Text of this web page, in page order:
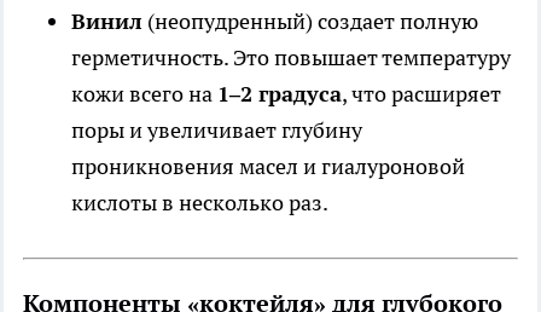
Винил (неопудренный) создает полную
герметичность. Это повышает температуру
кожи всего на 1–2 градуса, что расширяет
поры и увеличивает глубину
проникновения масел и гиалуроновой
кислоты в несколько раз.
Компоненты «коктейля» для глубокого